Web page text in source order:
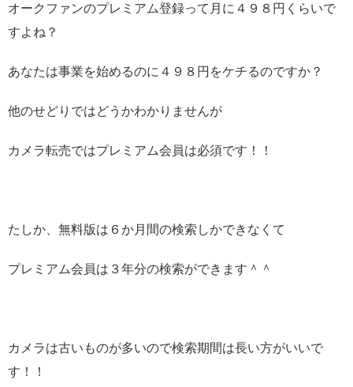
オークファンのプレミアム登録って月に４９８円くらいで
すよね？
あなたは事業を始めるのに４９８円をケチるのですか？
他のせどりではどうかわかりませんが
カメラ転売ではプレミアム会員は必須です！！
たしか、無料版は６か月間の検索しかできなくて
プレミアム会員は３年分の検索ができます＾＾
カメラは古いものが多いので検索期間は長い方がいいで
す！！